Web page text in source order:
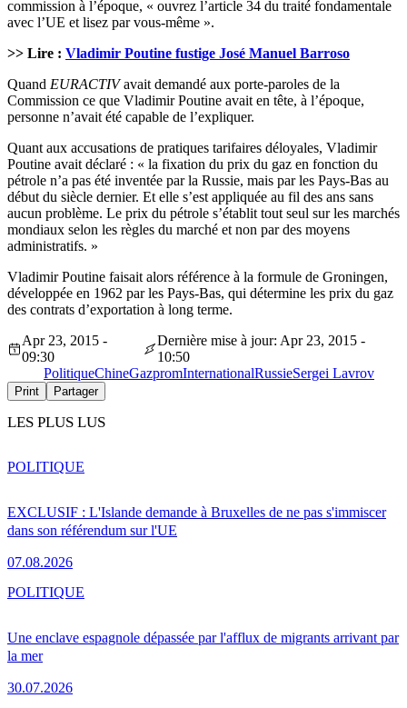
commission à l’époque, « ouvrez l’article 34 du traité fondamentale
avec l’UE et lisez par vous-même ».
>> Lire : Vladimir Poutine fustige José Manuel Barroso
Quand EURACTIVavait demandé aux porte-paroles de la
Commission ce que Vladimir Poutine avait en tête, à l’époque,
personne n’avait été capable de l’expliquer.
Quant aux accusations de pratiques tarifaires déloyales, Vladimir
Poutine avait déclaré : « la fixation du prix du gaz en fonction du
pétrole n’a pas été inventée par la Russie, mais par les Pays-Bas au
début du siècle dernier. Et elle s’est appliquée au fil des ans sans
aucun problème. Le prix du pétrole s’établit tout seul sur les marchés
mondiaux selon les règles du marché et non par des moyens
administratifs. »
Vladimir Poutine faisait alors référence à la formule de Groningen,
développée en 1962 par les Pays-Bas, qui détermine les prix du gaz
des contrats d’exportation à long terme.
Apr 23, 2015 -
09:30
Dernière mise à jour: Apr 23, 2015 -
10:50
PolitiqueChineGazpromInternationalRussieSergei Lavrov
Print Partager
LES PLUS LUS
EXCLUSIF : L'Islande demande à Bruxelles de ne pas s'immiscer
dans son référendum sur l'UE
07.08.2026
POLITIQUE
Une enclave espagnole dépassée par l'afflux de migrants arrivant par
la mer
30.07.2026
POLITIQUE